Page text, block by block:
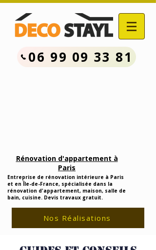
06 99 09 33 81
Rénovation d'appartement à
Paris
Entreprise de rénovation intérieure à Paris
et en Île-de-France, spécialisée dans la
rénovation d'appartement, maison, salle de
bain, cuisine. Devis travaux gratuit.
Nos Réalisations